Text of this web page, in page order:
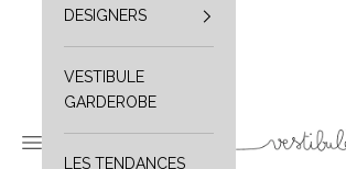
Vestibule
Ouvrir le menu de navigation
DESIGNERS
VESTIBULE
GARDEROBE
LES TENDANCES